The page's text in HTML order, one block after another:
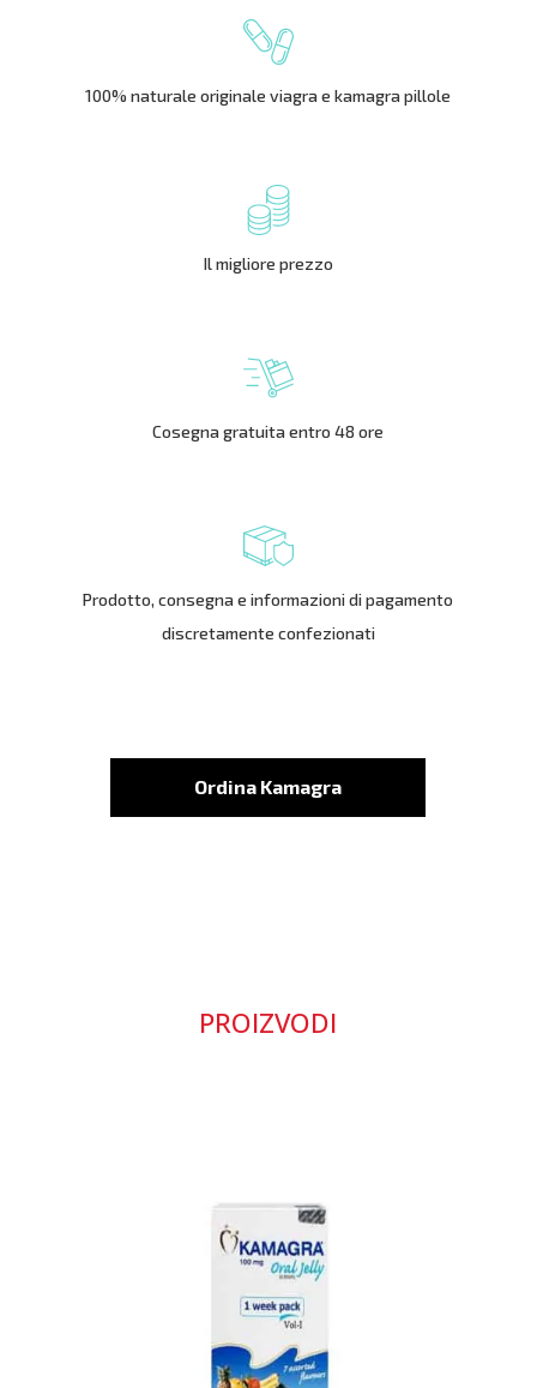
100% naturale originale viagra e kamagra pillole
Il migliore prezzo
Cosegna gratuita entro 48 ore
Prodotto, consegna e informazioni di pagamento
discretamente confezionati
Ordina Kamagra
PROIZVODI